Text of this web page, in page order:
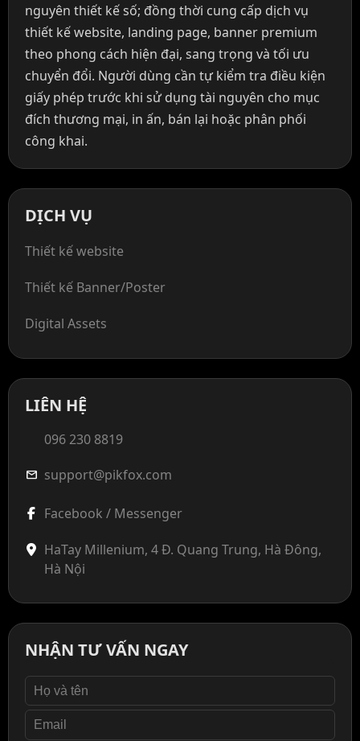
nguyên thiết kế số; đồng thời cung cấp dịch vụ
thiết kế website, landing page, banner premium
theo phong cách hiện đại, sang trọng và tối ưu
chuyển đổi. Người dùng cần tự kiểm tra điều kiện
giấy phép trước khi sử dụng tài nguyên cho mục
đích thương mại, in ấn, bán lại hoặc phân phối
công khai.
DỊCH VỤ
Thiết kế website
Thiết kế Banner/Poster
Digital Assets
LIÊN HỆ
096 230 8819
mail support@pikfox.com
Facebook / Messenger
HaTay Millenium, 4 Đ. Quang Trung, Hà Đông,
Hà Nội
NHẬN TƯ VẤN NGAY